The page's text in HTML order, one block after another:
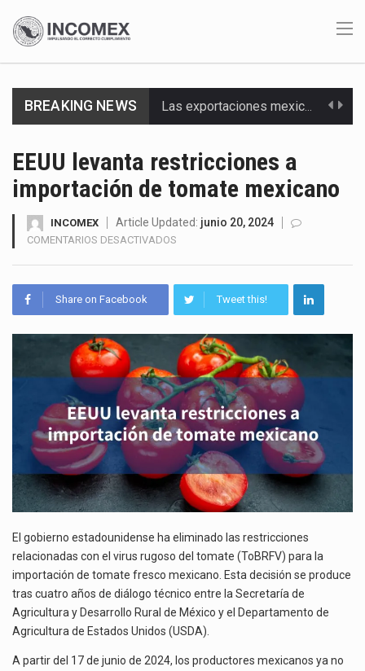
BREAKING NEWS
Los créditos fiscales determinados a empresas IMMEX rara vez nacen de una interpretación equivocada de…
El gobierno de Estados Unidos anunciará un arancel del 15 % sobre los productos fabricados…
El Departamento de Agricultura de Estados Unidos (USDA) suspendió el 5 de agosto de 2026…
EEUU levanta restricciones a
importación de tomate mexicano
INCOMEX Article Updated: junio 20, 2024
COMENTARIOS DESACTIVADOS
RESTRICCIONES
DE
TOMATE
MEXICANO
Share on Facebook Tweet this!
El gobierno estadounidense ha eliminado las restricciones
relacionadas con el virus rugoso del tomate (ToBRFV) para la
importación de tomate fresco mexicano. Esta decisión se produce
tras cuatro años de diálogo técnico entre la Secretaría de
Agricultura y Desarrollo Rural de México y el Departamento de
Agricultura de Estados Unidos (USDA).
A partir del 17 de junio de 2024, los productores mexicanos ya no